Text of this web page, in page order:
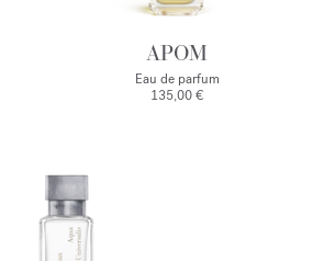
APOM
Eau de parfum
135,00 €